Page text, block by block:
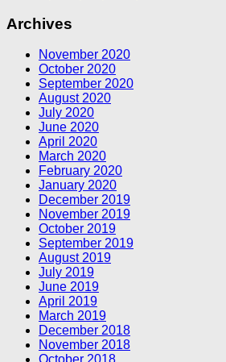
Archives
November 2020
October 2020
September 2020
August 2020
July 2020
June 2020
April 2020
March 2020
February 2020
January 2020
December 2019
November 2019
October 2019
September 2019
August 2019
July 2019
June 2019
April 2019
March 2019
December 2018
November 2018